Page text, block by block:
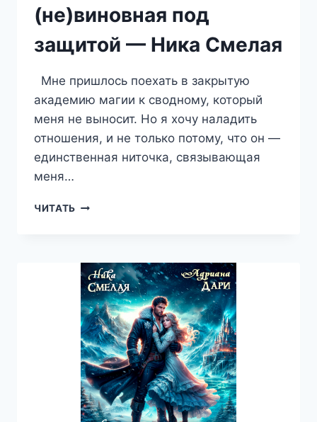
(не)виновная под
защитой — Ника Смелая
Мне пришлось поехать в закрытую
академию магии к сводному, который
меня не выносит. Но я хочу наладить
отношения, и не только потому, что он —
единственная ниточка, связывающая
меня…
ЧИТАТЬ ДИКЕЙСКАЯ
ЗАЩИТОЙ
—
НИКА
СМЕЛАЯ